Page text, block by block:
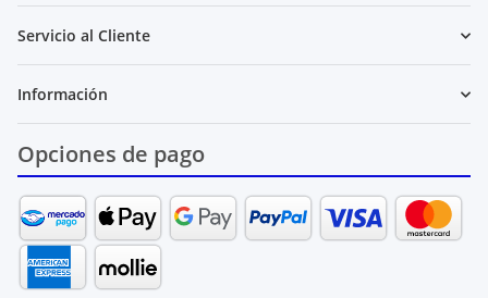
Servicio al Cliente
Información
Opciones de pago